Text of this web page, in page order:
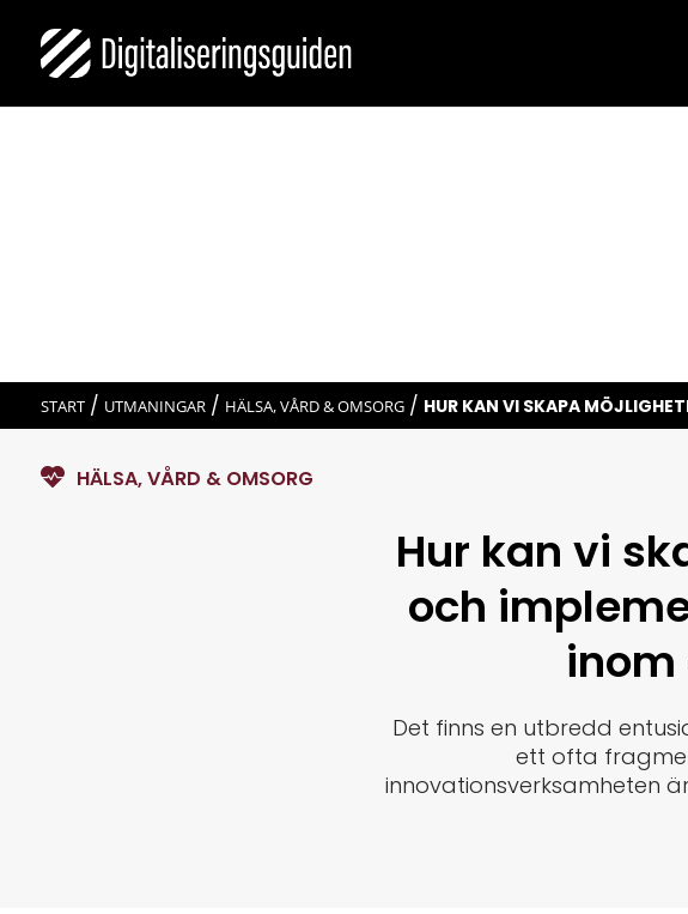
START/ UTMANINGAR/ HÄLSA, VÅRD & OMSORG/ HUR KAN VI SKAPA
HÄLSA, VÅRD & OMSORG
Hur kan vi
och
inom
Det finns en utbredd
ett ofta
innovationsverksamheten